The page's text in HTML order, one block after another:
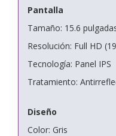
Pantalla
Tamaño: 15.6
Resolución: Full HD
Tecnología: Panel IPS
Tratamiento:
Diseño
Color: Gris